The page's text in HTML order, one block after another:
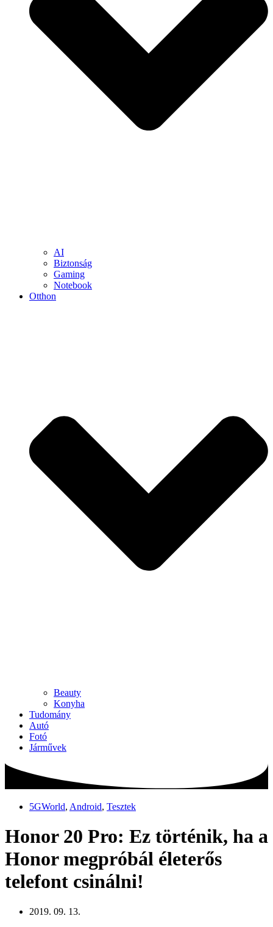
AI
Biztonság
Gaming
Notebook
Otthon
Beauty
Konyha
Tudomány
Autó
Fotó
Járművek
5GWorld, Android, Tesztek
Honor 20 Pro: Ez történik, ha a
Honor megpróbál életerős
telefont csinálni!
2019. 09. 13.